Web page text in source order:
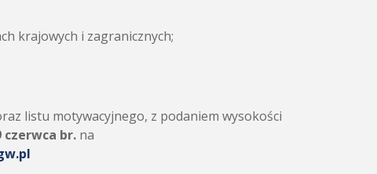
krajowych i zagranicznych;
listu motywacyjnego, z podaniem wysokości
br. na